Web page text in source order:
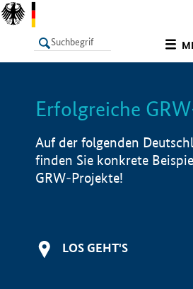
LISTE
Erfolgreiche
Auf der folgenden
finden Sie konkrete
GRW-Projekte!
LOS GEHT'S